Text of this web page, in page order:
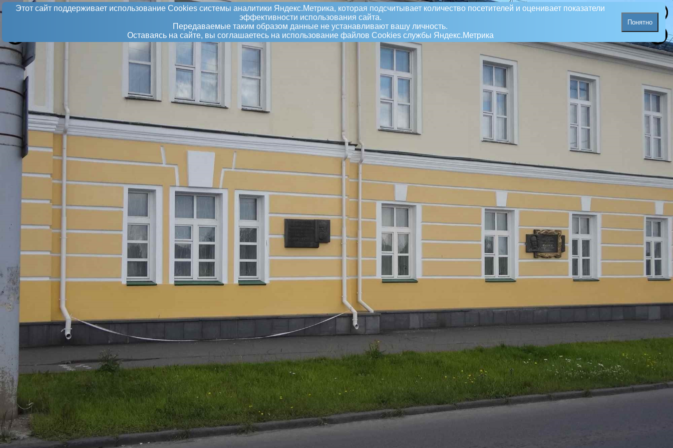
Этот сайт поддерживает использование Сookies системы аналитики Яндекс.Метрика, которая подсчитывает количество посетителей и оценивает показатели
эффективности использования сайта.
Передаваемые таким образом данные не устанавливают вашу личность.
Оставаясь на сайте, вы соглашаетесь на использование файлов Сookies службы Яндекс.Метрика
Понятно